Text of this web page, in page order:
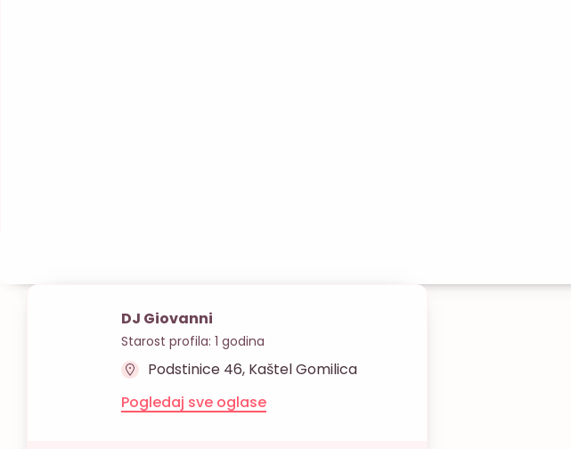
DJ Giovanni
Starost profila: 1 godina
Podstinice 46, Kaštel Gomilica
Pogledaj sve oglase